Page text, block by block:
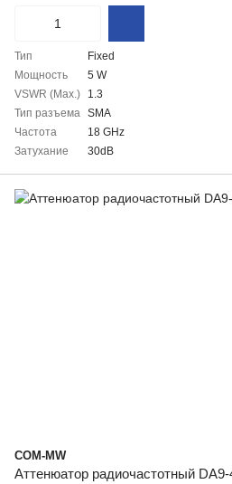
Тип
Fixed
Мощность
5 W
VSWR (Max.)
1.3
Тип разъема SMA
Частота
18 GHz
Затухание
30dB
COM-MW
Аттенюатор радиочастотный